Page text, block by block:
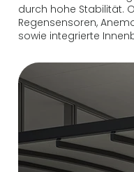
durch hohe Stabilität.
Regensensoren,
sowie integrierte